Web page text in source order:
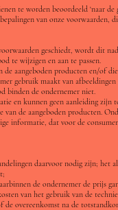
te worden beoordeeld ‘naar de
van onze voorwaarden,
geschiedt, wordt dit
te wijzigen en aan te passen.
aangeboden producten en/of
gebruik maakt van
binden de ondernemer niet.
en kunnen geen aanleiding zijn
de aangeboden producten.
informatie, dat voor de
daarvoor nodig zijn; het
de ondernemer de prijs
van het gebruik van de
overeenkomst na de